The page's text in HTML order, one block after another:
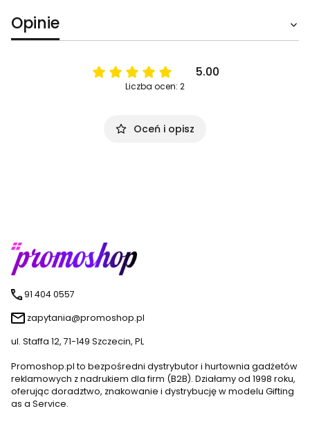
Opinie
5.00
Liczba ocen: 2
Oceń i opisz
91 404 0557
zapytania@promoshop.pl
ul. Staffa 12, 71-149 Szczecin, PL
Promoshop.pl to bezpośredni dystrybutor i hurtownia gadżetów
reklamowych z nadrukiem dla firm (B2B). Działamy od 1998 roku,
oferując doradztwo, znakowanie i dystrybucję w modelu Gifting
as a Service.